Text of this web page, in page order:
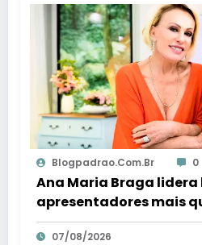
Blogpadrao.com.br 0
Ana Maria Braga lidera
apresentadores mais
veja ranking – Em Dia ES
07/08/2026